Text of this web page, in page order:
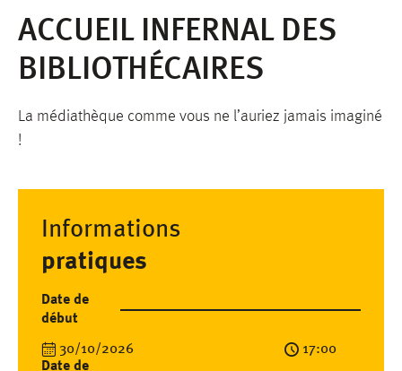
ACCUEIL INFERNAL DES
BIBLIOTHÉCAIRES
La médiathèque comme vous ne l’auriez jamais imaginé
!
Informations
pratiques
Date de
début
30/10/2026
17:00
Date de